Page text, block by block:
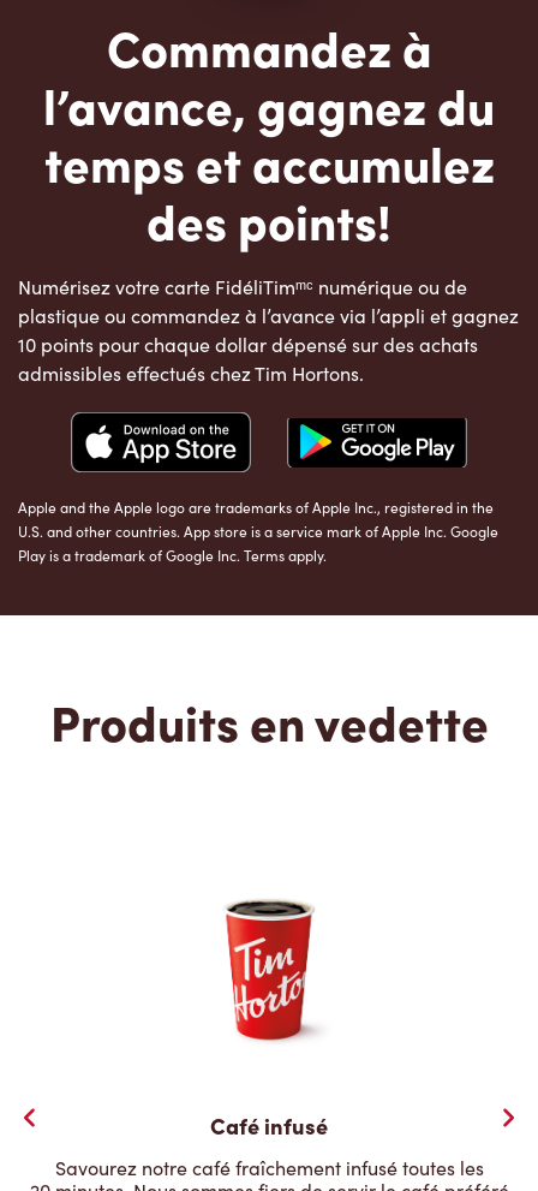
Commandez à
l’avance, gagnez du
temps et accumulez
des points!
Numérisez votre carte FidéliTimᵐᶜ numérique ou de
plastique ou commandez à l’avance via l’appli et gagnez
10 points pour chaque dollar dépensé sur des achats
admissibles effectués chez Tim Hortons.
Apple and the Apple logo are trademarks of Apple Inc., registered in the
U.S. and other countries. App store is a service mark of Apple Inc. Google
Play is a trademark of Google Inc. Terms apply.
Produits en vedette
Café infusé
Savourez notre café fraîchement infusé toutes les